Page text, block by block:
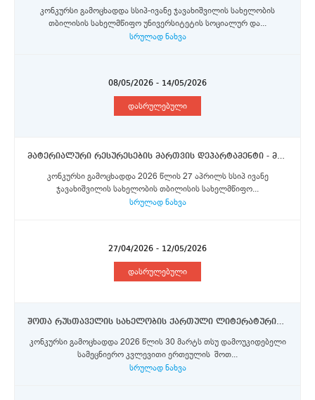
კონკურსი გამოცხადდა სსიპ-ივანე ჯავახიშვილის სახელობის
თბილისის სახელმწიფო უნივერსიტეტის სოციალურ და...
სრულად ნახვა
08/05/2026 - 14/05/2026
დასრულებული
მატერიალური რესურესების მართვის დეპარტამენტი - მუშები, მებაღე-მეეზოვეები, სანტექნიკოსები, ელექტრიკოსები, დურგლები
კონკურსი გამოცხადდა 2026 წლის 27 აპრილს სსიპ ივანე
ჯავახიშვილის სახელობის თბილისის სახელმწიფო...
სრულად ნახვა
27/04/2026 - 12/05/2026
დასრულებული
შოთა რუსთაველის სახელობის ქართული ლიტერატურის ინსტიტუტი - მეცნიერი თანამშრომელი
კონკურსი გამოცხადდა 2026 წლის 30 მარტს თსუ დამოუკიდებელი
სამეცნიერო კვლევითი ერთეულის შოთ...
სრულად ნახვა